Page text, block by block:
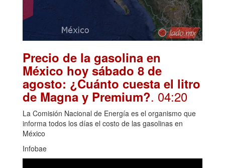
Precio de la gasolina en
México hoy sábado 8 de
agosto: ¿Cuánto cuesta el litro
de Magna y Premium?. 04:20
La Comisión Nacional de Energía es el organismo que
informa todos los días el costo de las gasolinas en
México
Infobae